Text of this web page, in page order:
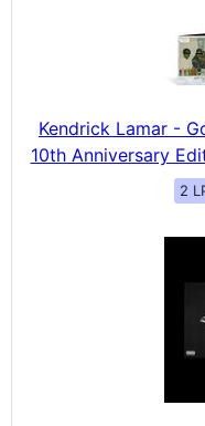
Kendrick Lamar -
10th Anniversary
2